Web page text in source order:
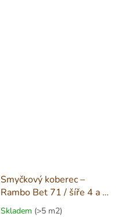
Smyčkový koberec –
Rambo Bet 71 / šíře 4 a 5
m
Skladem (>5 m2)